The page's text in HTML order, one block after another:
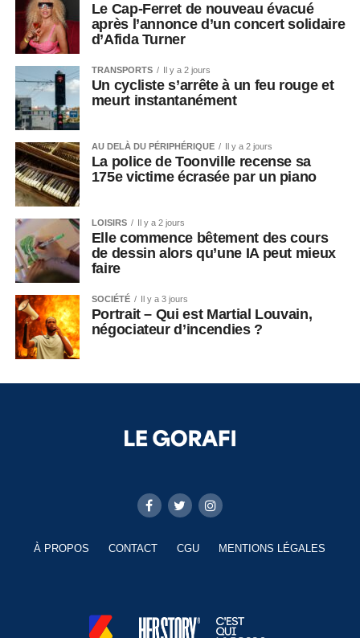
Le Cap-Ferret de nouveau évacué
après l’annonce d’un concert solidaire
d’Afida Turner
TRANSPORTS Il y a 2 jours
Un cycliste s’arrête à un feu rouge et
meurt instantanément
AU DELÀ DU PÉRIPHÉRIQUE Il y a 2 jours
La police de Toonville recense sa
175e victime écrasée par un piano
LOISIRS Il y a 2 jours
Elle commence bêtement des cours
de dessin alors qu’une IA peut mieux
faire
SOCIÉTÉ Il y a 3 jours
Portrait – Qui est Martial Louvain,
négociateur d’incendies ?
À PROPOS CONTACT CGU MENTIONS LÉGALES